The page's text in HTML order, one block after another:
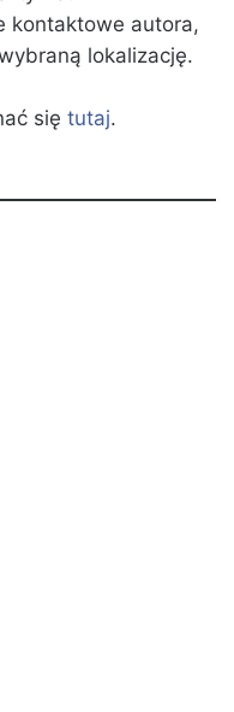
kontaktowe autora,
lokalizację.
się tutaj.